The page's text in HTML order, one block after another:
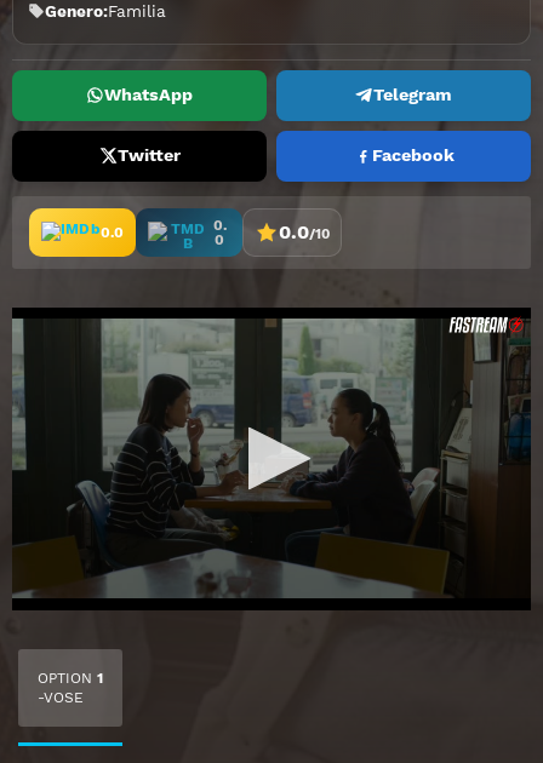
Genero:Familia
WhatsApp Telegram
Twitter Facebook
0.0
0.
0
0.0/10
OPTION 1
-VOSE